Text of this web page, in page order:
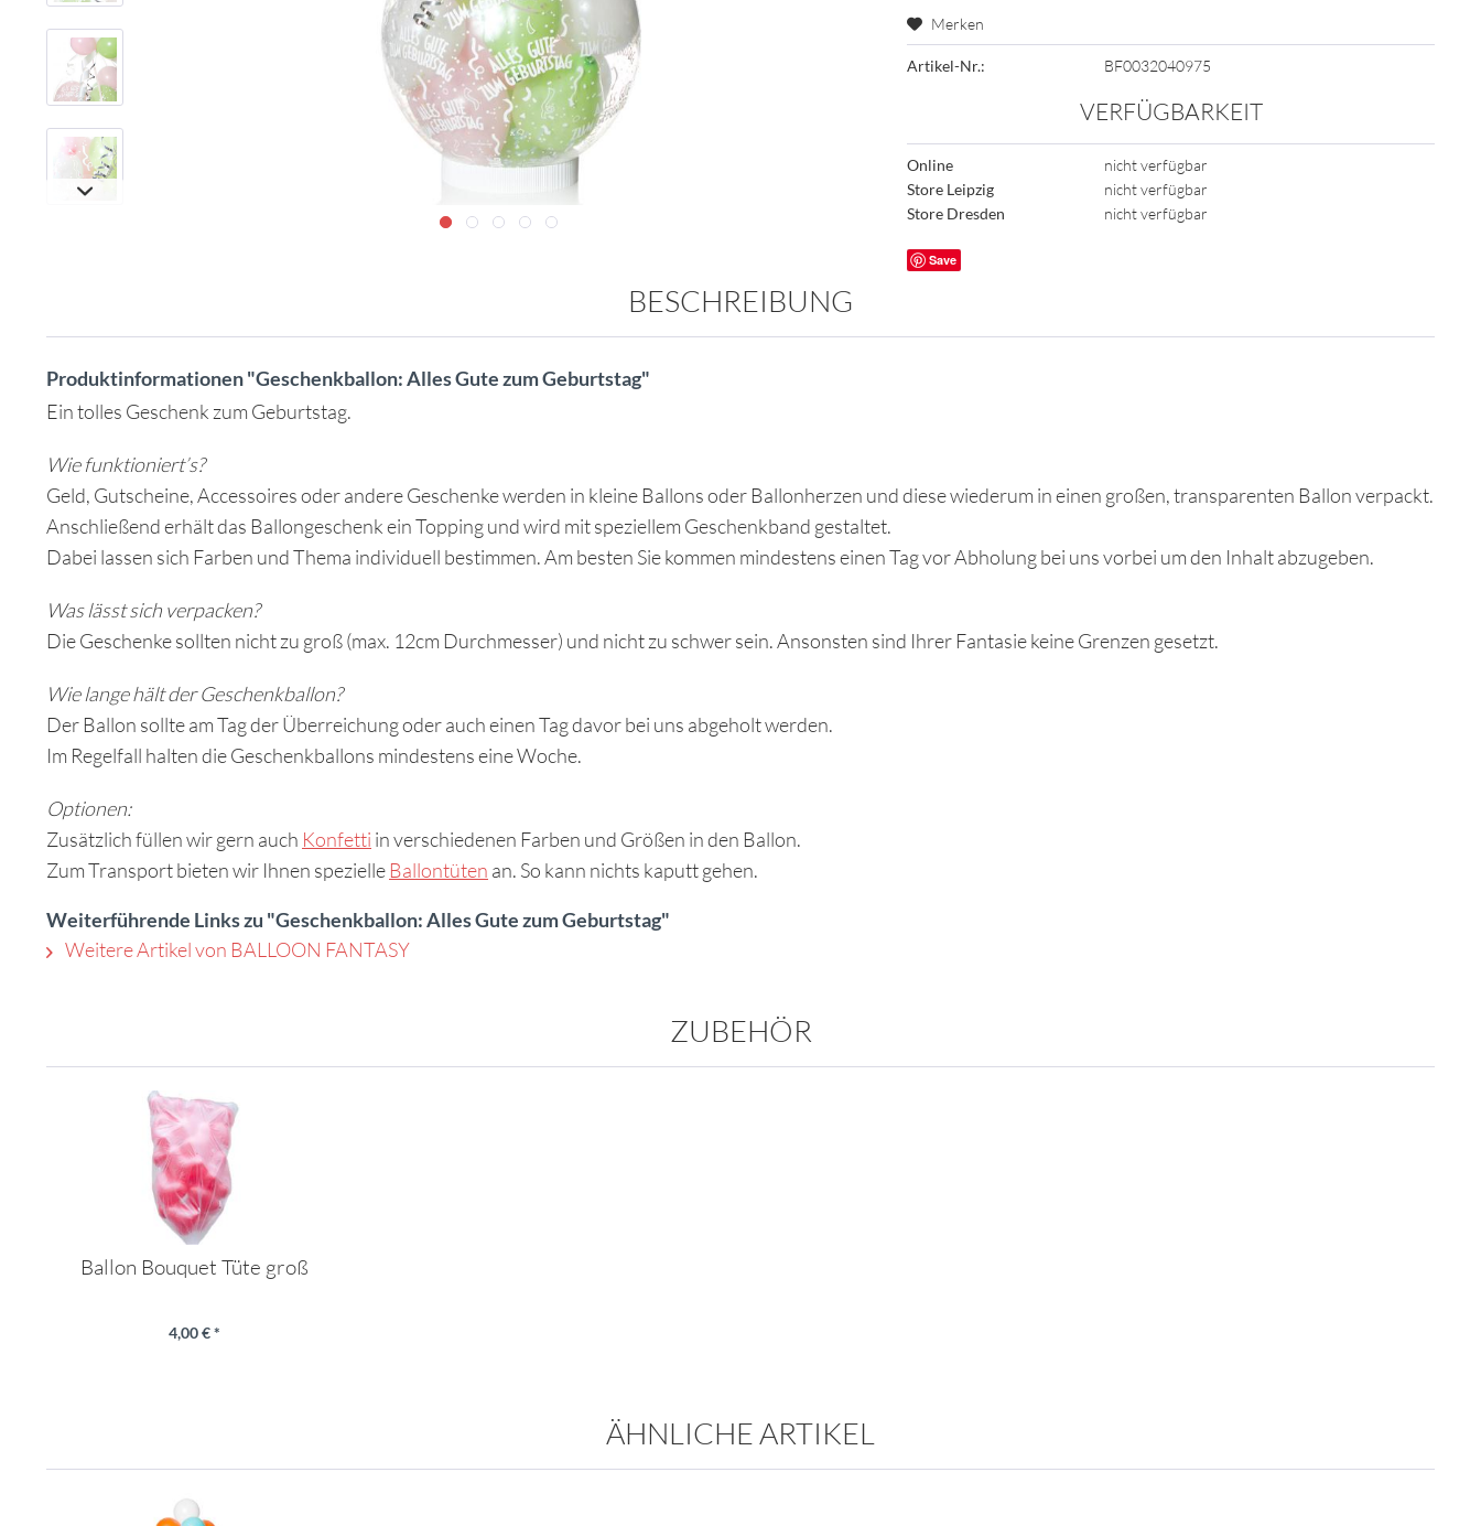
Merken
Artikel-Nr.: BF0032040975
VERFÜGBARKEIT
Online
nicht verfügbar
Store Leipzig
nicht verfügbar
Store Dresden
nicht verfügbar
Save
BESCHREIBUNG
Produktinformationen "Geschenkballon: Alles Gute zum Geburtstag"
Ein tolles Geschenk zum Geburtstag.
Wie funktioniert’s?
Geld, Gutscheine, Accessoires oder andere Geschenke werden in kleine Ballons oder Ballonherzen und diese wiederum in einen großen, transparenten Ballon verpackt.
Anschließend erhält das Ballongeschenk ein Topping und wird mit speziellem Geschenkband gestaltet.
Dabei lassen sich Farben und Thema individuell bestimmen. Am besten Sie kommen mindestens einen Tag vor Abholung bei uns vorbei um den Inhalt abzugeben.
Was lässt sich verpacken?
Die Geschenke sollten nicht zu groß (max. 12cm Durchmesser) und nicht zu schwer sein. Ansonsten sind Ihrer Fantasie keine Grenzen gesetzt.
Wie lange hält der Geschenkballon?
Der Ballon sollte am Tag der Überreichung oder auch einen Tag davor bei uns abgeholt werden.
Im Regelfall halten die Geschenkballons mindestens eine Woche.
Optionen:
Zusätzlich füllen wir gern auch Konfetti in verschiedenen Farben und Größen in den Ballon.
Zum Transport bieten wir Ihnen spezielle Ballontüten an. So kann nichts kaputt gehen.
Weiterführende Links zu "Geschenkballon: Alles Gute zum Geburtstag"
Weitere Artikel von BALLOON FANTASY
ZUBEHÖR
Ballon Bouquet Tüte groß
4,00 € *
ÄHNLICHE ARTIKEL